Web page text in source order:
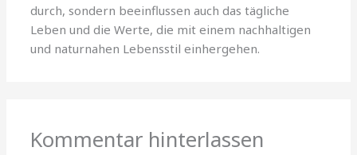
durch, sondern beeinflussen auch das tägliche
Leben und die Werte, die mit einem nachhaltigen
und naturnahen Lebensstil einhergehen.
Kommentar hinterlassen